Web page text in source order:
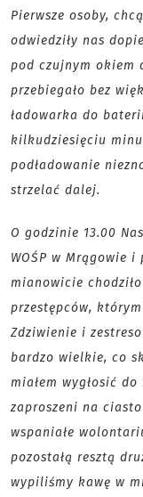
Pierwsze osoby,
odwiedziły nas
pod czujnym okiem
przebiegało bez
ładowarka do
kilkudziesięciu
podładowanie
strzelać dalej.
O godzinie 13.00
WOŚP w Mrągowie i
mianowicie
przestępców,
Zdziwienie i
bardzo wielkie, co
miałem wygłosić
zaproszeni na
wspaniałe
pozostałą resztą
wypiliśmy kawę w